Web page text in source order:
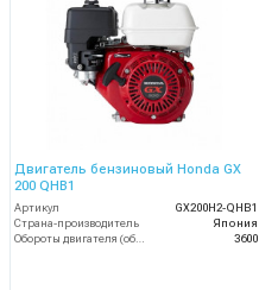
Двигатель бензиновый Honda GX
200 QHB1
Артикул
GX200H2-QHB1
Страна-производитель
Япония
3600